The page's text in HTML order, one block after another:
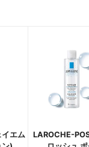
エム
LAROCHE-